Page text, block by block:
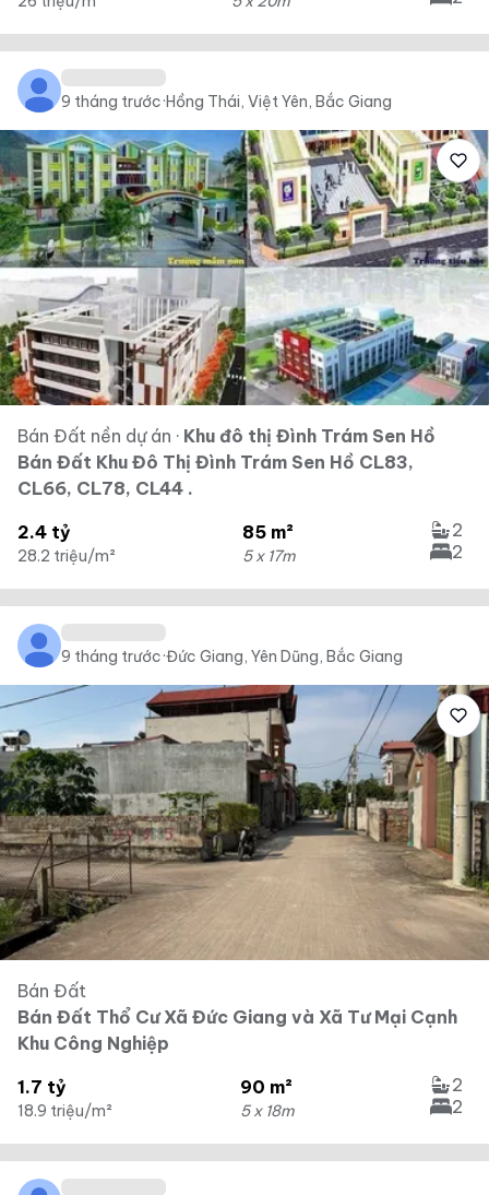
9 tháng trước·Hồng Thái, Việt Yên, Bắc Giang
Bán Đất nền dự án · Khu đô thị Đình Trám Sen Hồ
Bán Đất Khu Đô Thị Đình Trám Sen Hồ CL83,
CL66, CL78, CL44 .
2.4 tỷ
28.2 triệu/m²
85 m²
5 x 17m
2
2
9 tháng trước·Đức Giang, Yên Dũng, Bắc Giang
Bán Đất
Bán Đất Thổ Cư Xã Đức Giang và Xã Tư Mại Cạnh
Khu Công Nghiệp
1.7 tỷ
18.9 triệu/m²
90 m²
5 x 18m
2
2